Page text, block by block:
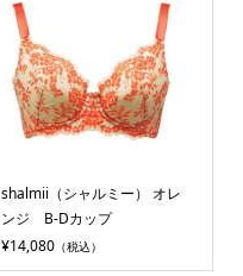
shalmii（シャルミー） オレ
ンジ B-Dカップ
¥14,080（税込）